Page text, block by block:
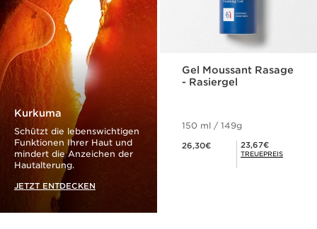
Kurkuma
Schützt die lebenswichtigen
Funktionen Ihrer Haut und
mindert die Anzeichen der
Hautalterung.
JETZT ENTDECKEN
Gel Moussant Rasage
- Rasiergel
150 ml / 149g
26,30€ Mitgliederpreis 23,67€
23,67€
TREUEPREIS